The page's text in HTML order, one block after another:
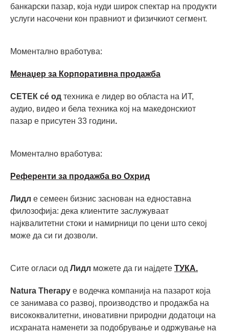
банкарски пазар, која нуди широк спектар на продукти
услуги насочени кон правниот и физичкиот сегмент.
Моментално вработува:
Mенаџер за Корпоративна продажба
СЕТЕК сé од техника е лидер во областа на ИТ,
аудио, видео и бела техника кој на македонскиот
пазар е присутен 33 години.
Моментално вработува:
Референти за продажба во Охрид
Лидл е семеен бизнис заснован на едноставна
филозофија: дека клиентите заслужуваат
најквалитетни стоки и намирници по цени што секој
може да си ги дозволи.
Сите огласи од Лидл можете да ги најдете ТУКА.
Natura Therapy е водечка компанија на пазарот која
се занимава со развој, производство и продажба на
висококвалитетни, иновативни природни додатоци на
исхраната наменети за подобрување и одржување на